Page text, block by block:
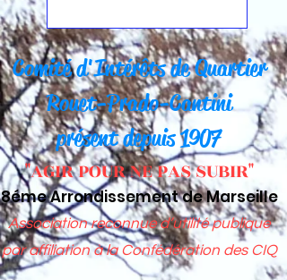
Comité d'Intérêts de Quartier
Rouet-Prado-Cantini
présent depuis 1907
"AGIR POUR NE PAS SUBIR"
8éme Arrondissement de Marseille
Association reconnue d’utilité publique
par affiliation àla Confédération des CIQ